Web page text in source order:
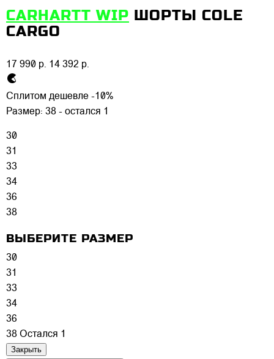
CARHARTT WIP ШОРТЫ COLE
CARGO
17 990 р. 14 392 р.
Сплитом дешевле -10%
Размер: 38 - остался 1
30
31
33
34
36
38
ВЫБЕРИТЕ РАЗМЕР
30
31
33
34
36
38 Остался 1
Закрыть